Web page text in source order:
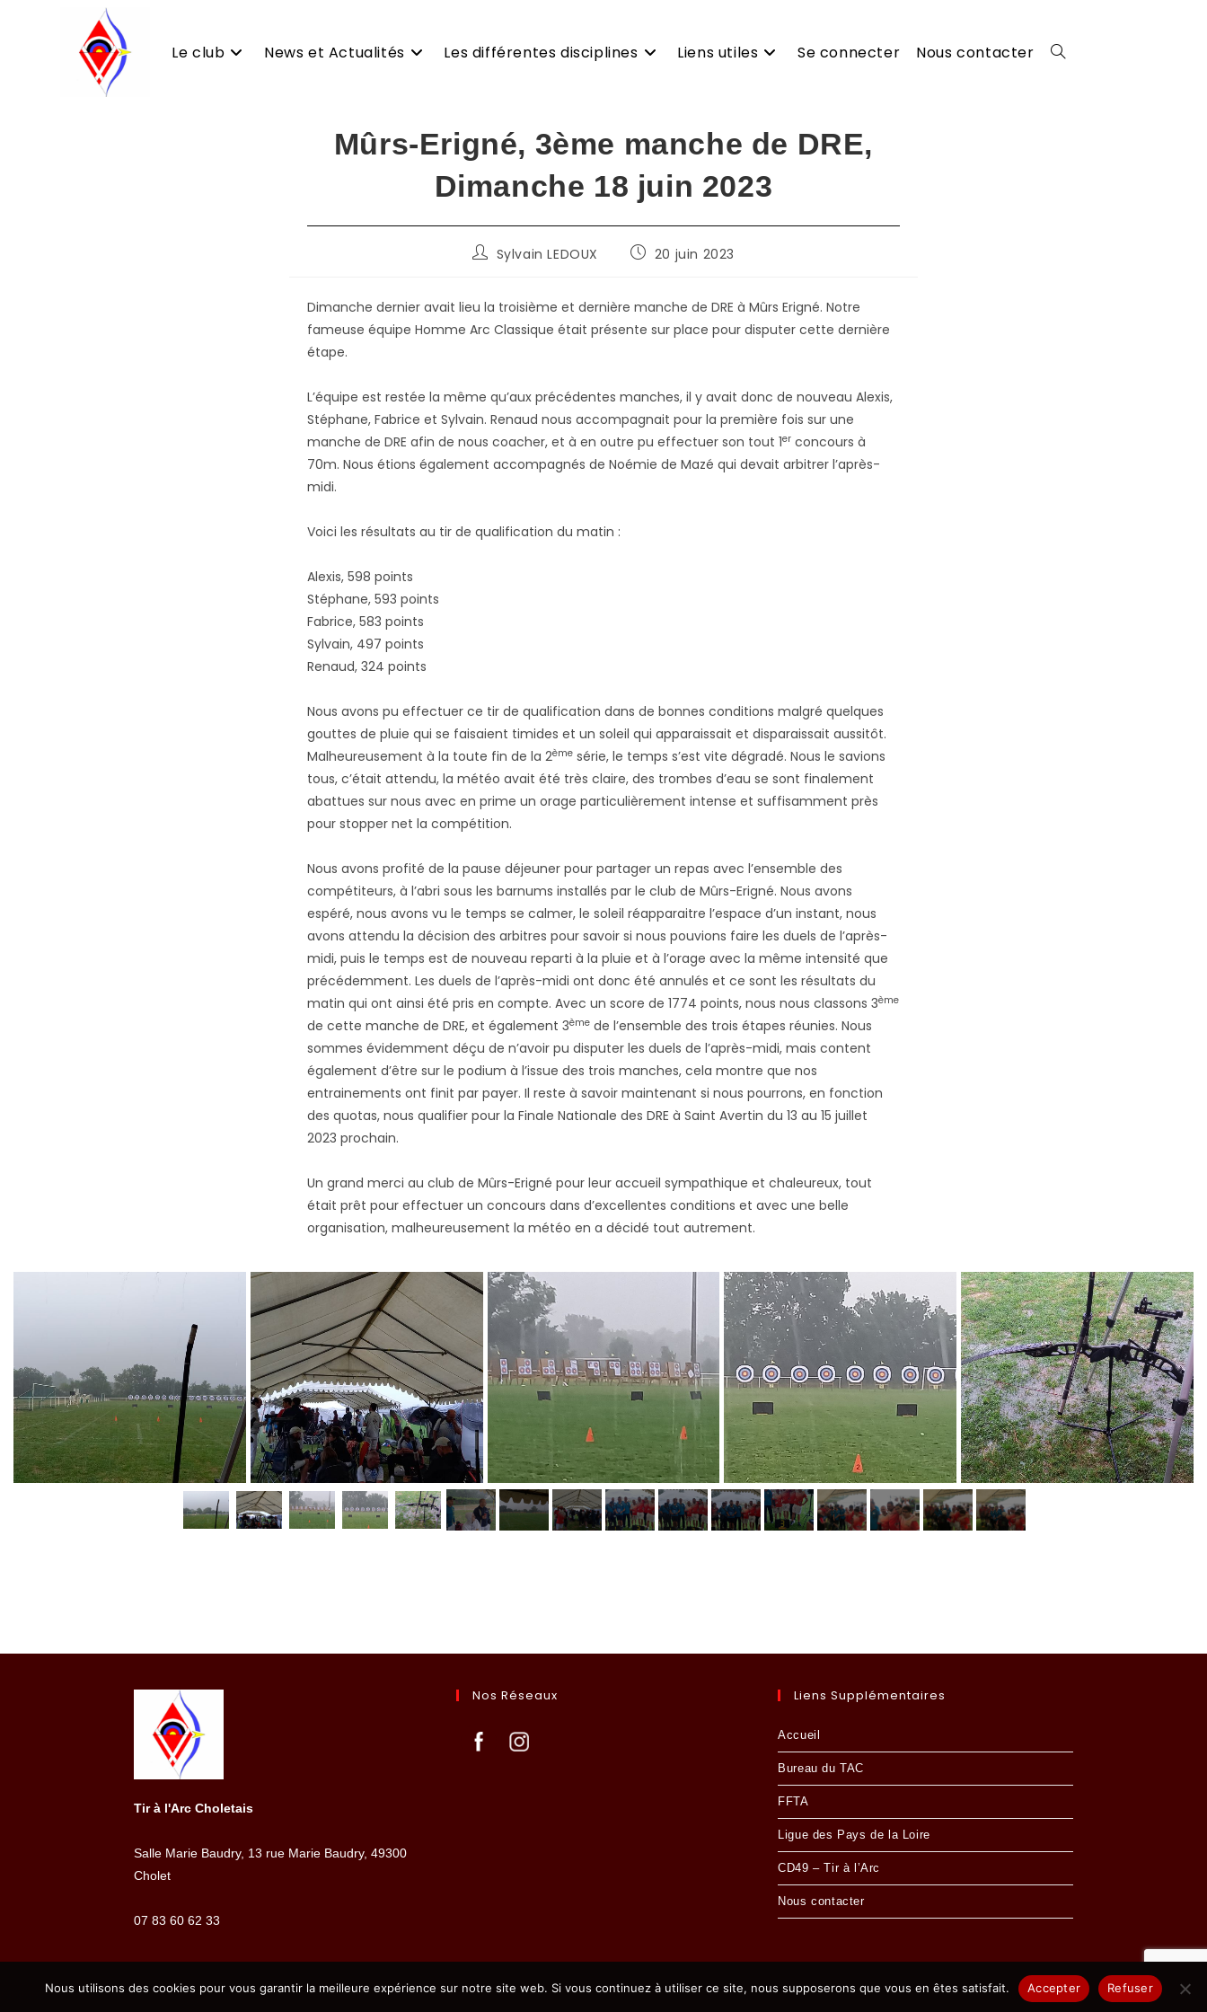
Le club News et Actualités Les différentes disciplines Liens utiles Se connecter Nous contacter Toggle
Mûrs-Erigné, 3ème manche de DRE,
Dimanche 18 juin 2023
Auteur/autrice
publication :
Sylvain LEDOUX
Publication
20 juin 2023
Dimanche dernier avait lieu la troisième et dernière manche de DRE à Mûrs Erigné. Notre
fameuse équipe Homme Arc Classique était présente sur place pour disputer cette dernière
étape.
L’équipe est restée la même qu’aux précédentes manches, il y avait donc de nouveau Alexis,
Stéphane, Fabrice et Sylvain. Renaud nous accompagnait pour la première fois sur une
manche de DRE afin de nous coacher, et à en outre pu effectuer son tout 1er concours à
70m. Nous étions également accompagnés de Noémie de Mazé qui devait arbitrer l’après-
midi.
Voici les résultats au tir de qualification du matin :
Alexis, 598 points
Stéphane, 593 points
Fabrice, 583 points
Sylvain, 497 points
Renaud, 324 points
Nous avons pu effectuer ce tir de qualification dans de bonnes conditions malgré quelques
gouttes de pluie qui se faisaient timides et un soleil qui apparaissait et disparaissait aussitôt.
Malheureusement à la toute fin de la 2ème série, le temps s’est vite dégradé. Nous le savions
tous, c’était attendu, la météo avait été très claire, des trombes d’eau se sont finalement
abattues sur nous avec en prime un orage particulièrement intense et suffisamment près
pour stopper net la compétition.
Nous avons profité de la pause déjeuner pour partager un repas avec l’ensemble des
compétiteurs, à l’abri sous les barnums installés par le club de Mûrs-Erigné. Nous avons
espéré, nous avons vu le temps se calmer, le soleil réapparaitre l’espace d’un instant, nous
avons attendu la décision des arbitres pour savoir si nous pouvions faire les duels de l’après-
midi, puis le temps est de nouveau reparti à la pluie et à l’orage avec la même intensité que
précédemment. Les duels de l’après-midi ont donc été annulés et ce sont les résultats du
matin qui ont ainsi été pris en compte. Avec un score de 1774 points, nous nous classons 3ème
de cette manche de DRE, et également 3ème de l’ensemble des trois étapes réunies. Nous
sommes évidemment déçu de n’avoir pu disputer les duels de l’après-midi, mais content
également d’être sur le podium à l’issue des trois manches, cela montre que nos
entrainements ont finit par payer. Il reste à savoir maintenant si nous pourrons, en fonction
des quotas, nous qualifier pour la Finale Nationale des DRE à Saint Avertin du 13 au 15 juillet
2023 prochain.
Un grand merci au club de Mûrs-Erigné pour leur accueil sympathique et chaleureux, tout
était prêt pour effectuer un concours dans d’excellentes conditions et avec une belle
organisation, malheureusement la météo en a décidé tout autrement.
Tir à l'Arc Choletais
Salle Marie Baudry, 13 rue Marie Baudry, 49300
Cholet
07 83 60 62 33
Nos Réseaux Liens Supplémentaires
Accueil
Bureau du TAC
FFTA
Ligue des Pays de la Loire
CD49 – Tir à l’Arc
Nous contacter
MENTIONS LÉGALES - © 2024 TIR À L'ARC CHOLETAIS
Nous utilisons des cookies pour vous garantir la meilleure expérience sur notre site web. Si vous continuez à utiliser ce site, nous supposerons que vous en êtes satisfait. Accepter Refuser